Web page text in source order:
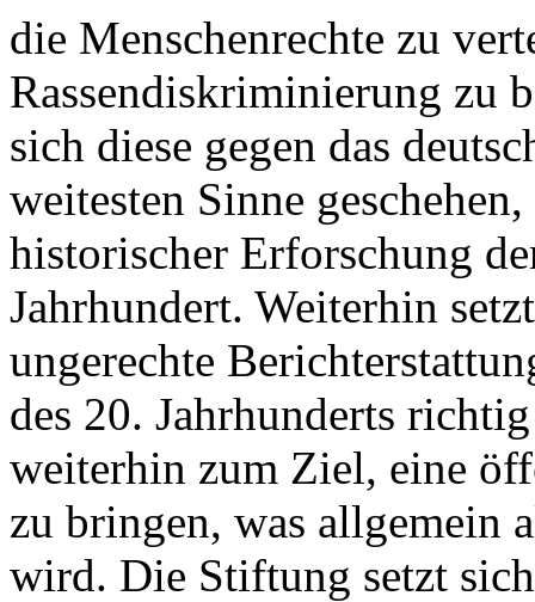
die Menschenrechte zu
Rassendiskriminierung zu
sich diese gegen das
weitesten Sinne
historischer Erforschung
Jahrhundert. Weiterhin
ungerechte
des 20. Jahrhunderts
weiterhin zum Ziel, eine
zu bringen, was allgemein
wird. Die Stiftung setzt